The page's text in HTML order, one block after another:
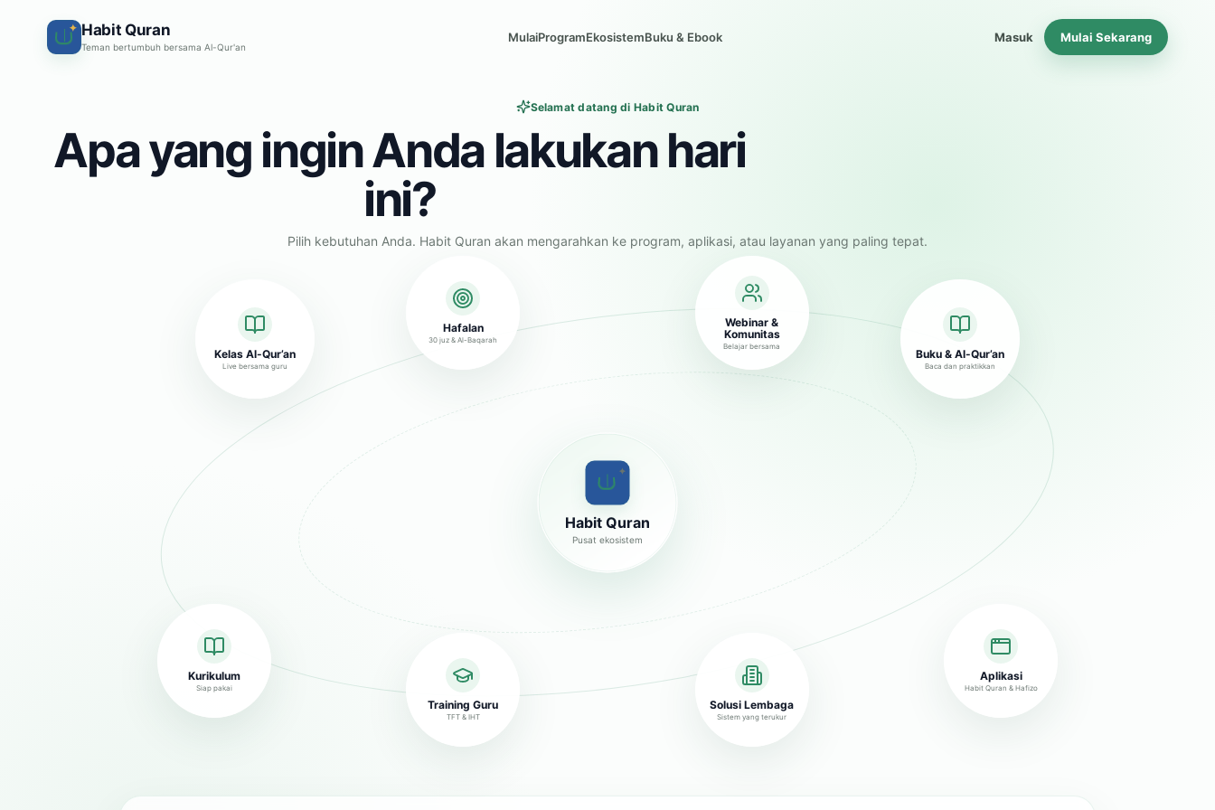
✦ Habit Quran
Teman bertumbuh bersama Al-Qur'an
MulaiProgramEkosistemBuku & Ebook Masuk Mulai Sekarang
Selamat datang di Habit Quran
Apa yang ingin Anda lakukan hari
ini?
Pilih kebutuhan Anda. Habit Quran akan mengarahkan ke program, aplikasi, atau layanan yang paling tepat.
✦
Habit Quran
Pusat ekosistem
Kelas Al-Qur’an
Live bersama guru
Hafalan
30 juz & Al-Baqarah
Buku & Al-Qur’an
Baca dan praktikkan
Training Guru
TFT & IHT
Solusi Lembaga
Sistem yang terukur
Kurikulum
Siap pakai
Aplikasi
Habit Quran & Hafizo
Webinar &
Komunitas
Belajar bersama